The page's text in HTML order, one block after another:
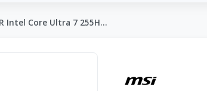
Intel Core Ultra 7 255H…